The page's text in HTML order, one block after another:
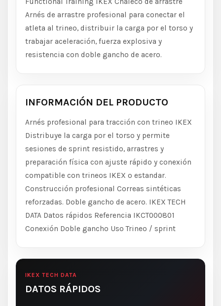
Arnés de arrastre profesional para conectar el
atleta al trineo, distribuir la carga por el torso y
trabajar aceleración, fuerza explosiva y
resistencia con doble gancho de acero.
INFORMACIÓN DEL PRODUCTO
Arnés profesional para tracción con trineo IKEX
Distribuye la carga por el torso y permite
sesiones de sprint resistido, arrastres y
preparación física con ajuste rápido y conexión
compatible con trineos IKEX o estandar.
Construcción profesional Correas sintéticas
reforzadas. Doble gancho de acero. IKEX TECH
DATA Datos rápidos Referencia IKCT000801
Conexión Doble gancho Uso Trineo / sprint
IKEX TECH DATA
DATOS RÁPIDOS